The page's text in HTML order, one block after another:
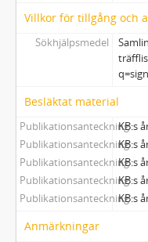
Villkor för tillgång och
Sökhjälpsmedel
Besläktat material
PublikationsanteckningKB:s
PublikationsanteckningKB:s
PublikationsanteckningKB:s
PublikationsanteckningKB:s
PublikationsanteckningKB:s
Anmärkningar